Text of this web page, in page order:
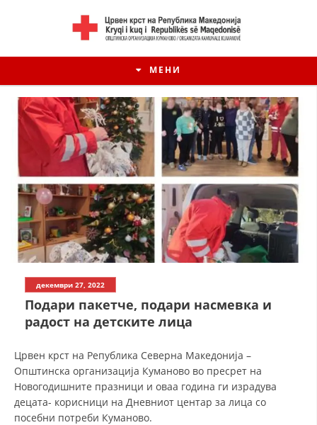
МЕНИ
ИСТОРИЈАТ НА ЦКРМ
ИСТОРИЈАТ НА ДВИЖЕЊЕТО
СТРУКТУРА И ОРГАНИЗАЦИОНА ПОСТАВЕНОСТ – ОПШТИНСКА
ОРГАНИЗАЦИЈА КУМАНОВО
КОНТАКТ ИНФОРМАЦИИ
ЗАКОН ЗА ЦКРМ
декември 27, 2022
Подари пакетче, подари насмевка и
радост на детските лица
Црвен крст на Република Северна Македонија –
Општинска организација Куманово во пресрет на
Новогодишните празници и оваа година ги израдува
децата- корисници на Дневниот центар за лица со
посебни потреби Куманово.